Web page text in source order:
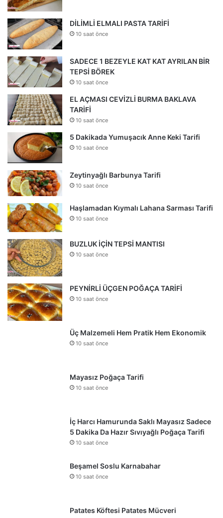
DİLİMLİ ELMALI PASTA TARİFİ
10 saat önce
SADECE 1 BEZEYLE KAT KAT AYRILAN BİR
TEPSİ BÖREK
10 saat önce
EL AÇMASI CEVİZLİ BURMA BAKLAVA
TARİFİ
10 saat önce
5 Dakikada Yumuşacık Anne Keki Tarifi
10 saat önce
Zeytinyağlı Barbunya Tarifi
10 saat önce
Haşlamadan Kıymalı Lahana Sarması Tarifi
10 saat önce
BUZLUK İÇİN TEPSİ MANTISI
10 saat önce
PEYNİRLİ ÜÇGEN POĞAÇA TARİFİ
10 saat önce
Üç Malzemeli Hem Pratik Hem Ekonomik
10 saat önce
Mayasız Poğaça Tarifi
10 saat önce
İç Harcı Hamurunda Saklı Mayasız Sadece
5 Dakika Da Hazır Sıvıyağlı Poğaça Tarifi
10 saat önce
Beşamel Soslu Karnabahar
10 saat önce
Patates Köftesi Patates Mücveri